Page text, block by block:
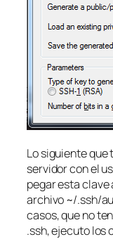
Lo siguiente que
servidor con el
pegar esta clave
archivo ~/.ssh/
casos, que no
.ssh, ejecuto los